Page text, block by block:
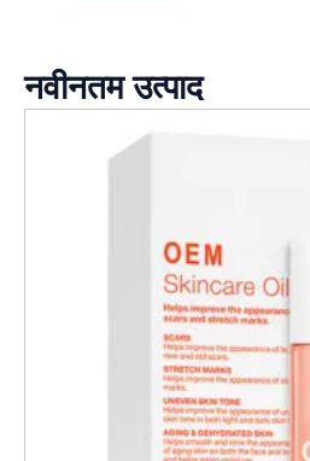
नवीनतम उत्पाद